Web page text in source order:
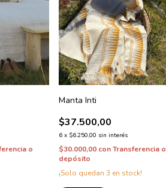
o
Manta Inti
$37.500,00
6 x $6.250,00 sin interés
$30.000,00 conTransferencia o
depósito
¡Solo quedan3 en stock!